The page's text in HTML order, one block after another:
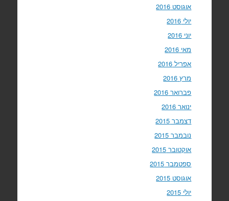
אוגוסט 2016
יולי 2016
יוני 2016
מאי 2016
אפריל 2016
מרץ 2016
פברואר 2016
ינואר 2016
דצמבר 2015
נובמבר 2015
אוקטובר 2015
ספטמבר 2015
אוגוסט 2015
יולי 2015